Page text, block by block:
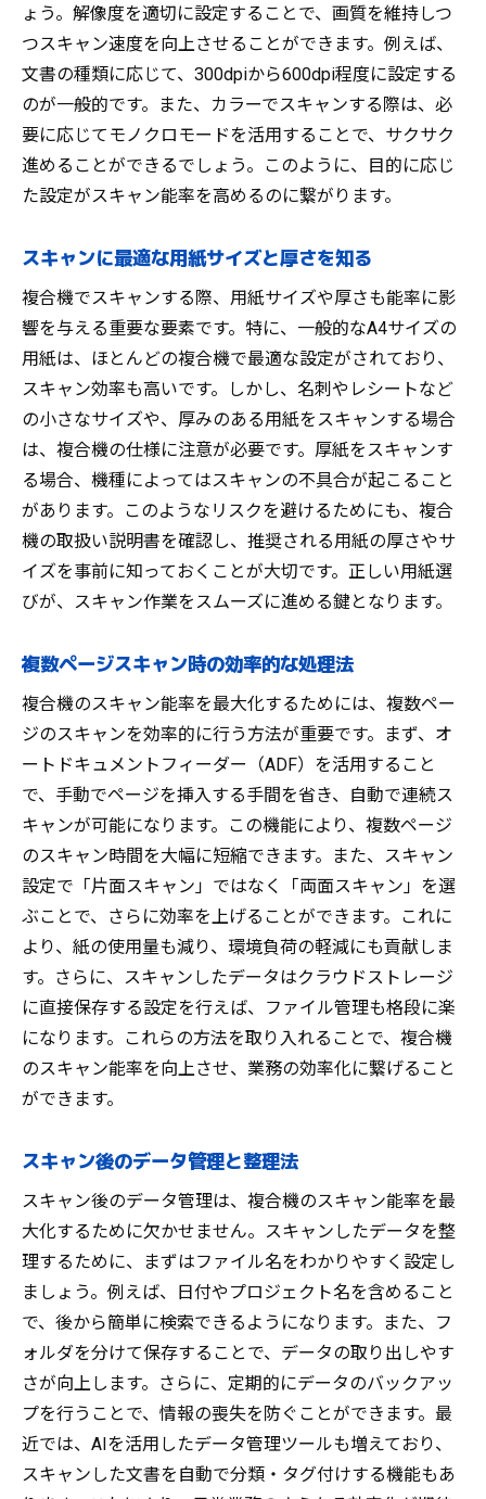
ーパーレス契約
スキャンデータの分析による業務改善策
複合機を利用した効率的な文書管理
モバイルデバイスからのスキャン活用法
複合機のスキャン能率を向上させるためのメン
テナンスの重要性
スキャン精度を保つためのキャリブレーシ
メンテナンス不足がスキャン能率に与える
部品交換とクリーニングの重要性
メンテナンス契約の選び方とその利点
トラブルシューティングの基本と予防策
複合機選びで失敗しないためのスキャン機能チ
ェックポイント
目的に合ったスキャン機能の選定基準
最新スキャン技術のトレンドと選び方
ユーザビリティ重視のインターフェース選
び
購入前に確認すべきサポート体制と保証内
容
デジタル化時代に求められる複合機のスキャン
能率とは何か
デジタル化による複合機のスキャン機能の
進化
未来のオフィスにおける複合機の役割
AIとIoTで変わるスキャン能率の未来予測
グリーンオフィスを実現するスキャン技術
デジタルワークプレイスにおけるスキャン
の重要性
今後の複合機市場におけるスキャン技術の
ょう。解像度を適切に設定することで、画質を維持しつ
つスキャン速度を向上させることができます。例えば、
文書の種類に応じて、300dpiから600dpi程度に設定する
のが一般的です。また、カラーでスキャンする際は、必
要に応じてモノクロモードを活用することで、サクサク
進めることができるでしょう。このように、目的に応じ
た設定がスキャン能率を高めるのに繋がります。
スキャンに最適な用紙サイズと厚さを知る
複合機でスキャンする際、用紙サイズや厚さも能率に影
響を与える重要な要素です。特に、一般的なA4サイズの
用紙は、ほとんどの複合機で最適な設定がされており、
スキャン効率も高いです。しかし、名刺やレシートなど
の小さなサイズや、厚みのある用紙をスキャンする場合
は、複合機の仕様に注意が必要です。厚紙をスキャンす
る場合、機種によってはスキャンの不具合が起こること
があります。このようなリスクを避けるためにも、複合
機の取扱い説明書を確認し、推奨される用紙の厚さやサ
イズを事前に知っておくことが大切です。正しい用紙選
びが、スキャン作業をスムーズに進める鍵となります。
複数ページスキャン時の効率的な処理法
複合機のスキャン能率を最大化するためには、複数ペー
ジのスキャンを効率的に行う方法が重要です。まず、オ
ートドキュメントフィーダー（ADF）を活用すること
で、手動でページを挿入する手間を省き、自動で連続ス
キャンが可能になります。この機能により、複数ページ
のスキャン時間を大幅に短縮できます。また、スキャン
設定で「片面スキャン」ではなく「両面スキャン」を選
ぶことで、さらに効率を上げることができます。これに
より、紙の使用量も減り、環境負荷の軽減にも貢献しま
す。さらに、スキャンしたデータはクラウドストレージ
に直接保存する設定を行えば、ファイル管理も格段に楽
になります。これらの方法を取り入れることで、複合機
のスキャン能率を向上させ、業務の効率化に繋げること
ができます。
スキャン後のデータ管理と整理法
スキャン後のデータ管理は、複合機のスキャン能率を最
大化するために欠かせません。スキャンしたデータを整
理するために、まずはファイル名をわかりやすく設定し
ましょう。例えば、日付やプロジェクト名を含めること
で、後から簡単に検索できるようになります。また、フ
ォルダを分けて保存することで、データの取り出しやす
さが向上します。さらに、定期的にデータのバックアッ
プを行うことで、情報の喪失を防ぐことができます。最
近では、AIを活用したデータ管理ツールも増えており、
スキャンした文書を自動で分類・タグ付けする機能もあ